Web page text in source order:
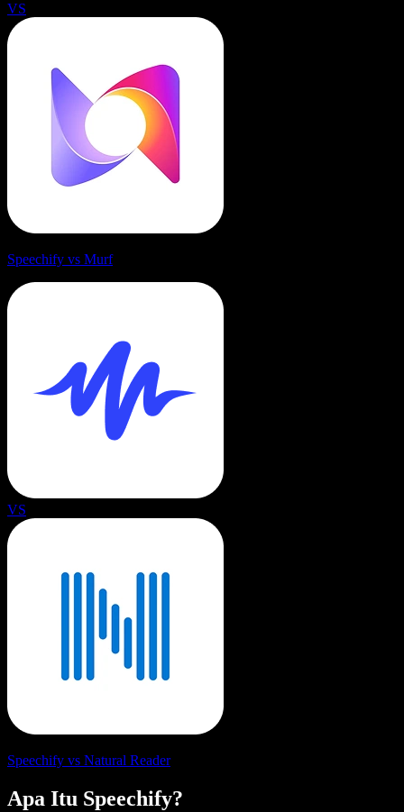
VS
Speechify vs Murf
VS
Speechify vs Natural Reader
Apa Itu Speechify?